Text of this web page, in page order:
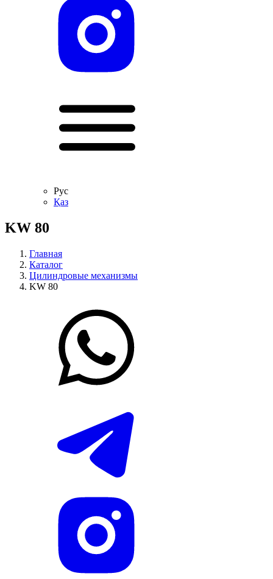
Рус
Қаз
KW 80
Главная
Каталог
Цилиндровые механизмы
KW 80